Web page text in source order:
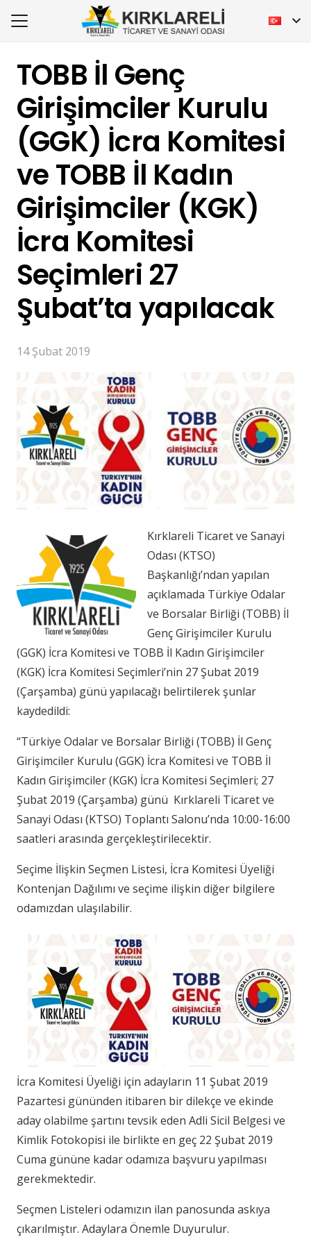
TOBB İl Genç
Girişimciler Kurulu
(GGK) İcra Komitesi
ve TOBB İl Kadın
Girişimciler (KGK)
İcra Komitesi
Seçimleri 27
Şubat’ta yapılacak
14 Şubat 2019
Kırklareli Ticaret ve Sanayi
Odası (KTSO)
Başkanlığı’ndan yapılan
açıklamada Türkiye Odalar
ve Borsalar Birliği (TOBB) İl
Genç Girişimciler Kurulu
(GGK) İcra Komitesi ve TOBB İl Kadın Girişimciler
(KGK) İcra Komitesi Seçimleri’nin 27 Şubat 2019
(Çarşamba) günü yapılacağı belirtilerek şunlar
kaydedildi:
“Türkiye Odalar ve Borsalar Birliği (TOBB) İl Genç
Girişimciler Kurulu (GGK) İcra Komitesi ve TOBB İl
Kadın Girişimciler (KGK) İcra Komitesi Seçimleri; 27
Şubat 2019 (Çarşamba) günü Kırklareli Ticaret ve
Sanayi Odası (KTSO) Toplantı Salonu’nda 10:00-16:00
saatleri arasında gerçekleştirilecektir.
Seçime İlişkin Seçmen Listesi, İcra Komitesi Üyeliği
Kontenjan Dağılımı ve seçime ilişkin diğer bilgilere
odamızdan ulaşılabilir.
İcra Komitesi Üyeliği için adayların 11 Şubat 2019
Pazartesi gününden itibaren bir dilekçe ve ekinde
aday olabilme şartını tevsik eden Adli Sicil Belgesi ve
Kimlik Fotokopisi ile birlikte en geç 22 Şubat 2019
Cuma gününe kadar odamıza başvuru yapılması
gerekmektedir.
Seçmen Listeleri odamızın ilan panosunda askıya
çıkarılmıştır. Adaylara Önemle Duyurulur.